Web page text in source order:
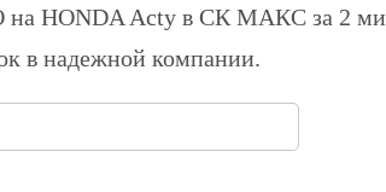
на HONDA Acty в СК МАКС за 2
в надежной компании.